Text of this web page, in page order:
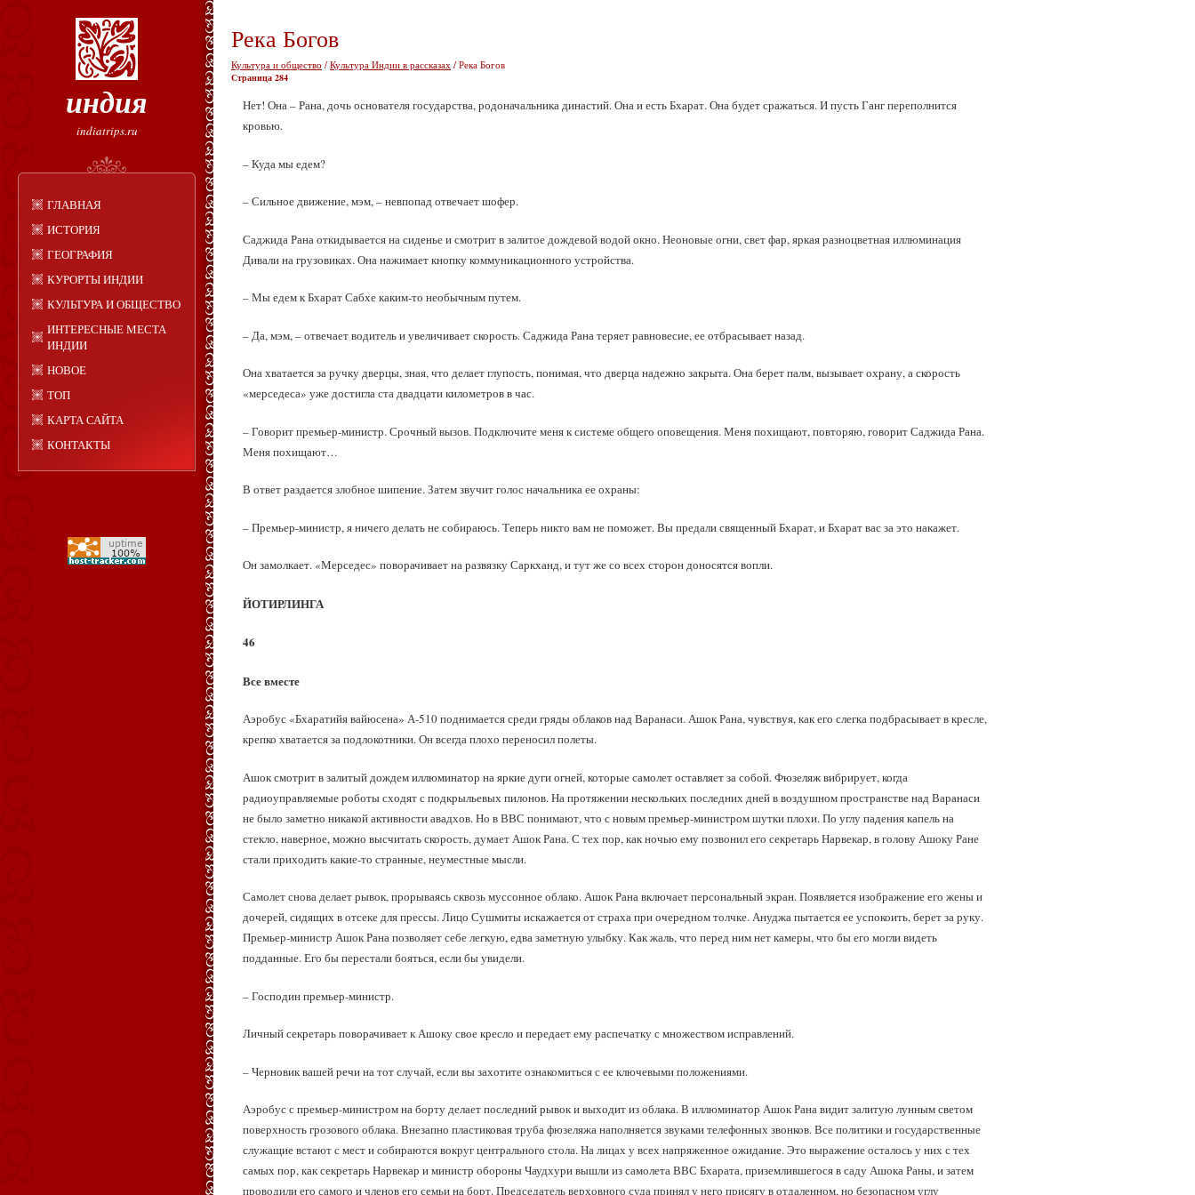
индия
indiatrips.ru
ГЛАВНАЯ
ИСТОРИЯ
ГЕОГРАФИЯ
КУРОРТЫ ИНДИИ
КУЛЬТУРА И ОБЩЕСТВО
ИНТЕРЕСНЫЕ МЕСТА
ИНДИИ
НОВОЕ
ТОП
КАРТА САЙТА
КОНТАКТЫ
Река Богов
Культура и общество / Культура Индии в рассказах / Река Богов
Страница 284
Нет! Она – Рана, дочь основателя государства, родоначальника династий. Она и есть Бхарат. Она будет сражаться. И пусть Ганг переполнится
кровью.
– Куда мы едем?
– Сильное движение, мэм, – невпопад отвечает шофер.
Саджида Рана откидывается на сиденье и смотрит в залитое дождевой водой окно. Неоновые огни, свет фар, яркая разноцветная иллюминация
Дивали на грузовиках. Она нажимает кнопку коммуникационного устройства.
– Мы едем к Бхарат Сабхе каким‑то необычным путем.
– Да, мэм, – отвечает водитель и увеличивает скорость. Саджида Рана теряет равновесие, ее отбрасывает назад.
Она хватается за ручку дверцы, зная, что делает глупость, понимая, что дверца надежно закрыта. Она берет палм, вызывает охрану, а скорость
«мерседеса» уже достигла ста двадцати километров в час.
– Говорит премьер‑министр. Срочный вызов. Подключите меня к системе общего оповещения. Меня похищают, повторяю, говорит Саджида Рана.
Меня похищают…
В ответ раздается злобное шипение. Затем звучит голос начальника ее охраны:
– Премьер‑министр, я ничего делать не собираюсь. Теперь никто вам не поможет. Вы предали священный Бхарат, и Бхарат вас за это накажет.
Он замолкает. «Мерседес» поворачивает на развязку Саркханд, и тут же со всех сторон доносятся вопли.
ЙОТИРЛИНГА
46
Все вместе
Аэробус «Бхаратийя вайюсена» А‑510 поднимается среди гряды облаков над Варанаси. Ашок Рана, чувствуя, как его слегка подбрасывает в кресле,
крепко хватается за подлокотники. Он всегда плохо переносил полеты.
Ашок смотрит в залитый дождем иллюминатор на яркие дуги огней, которые самолет оставляет за собой. Фюзеляж вибрирует, когда
радиоуправляемые роботы сходят с подкрыльевых пилонов. На протяжении нескольких последних дней в воздушном пространстве над Варанаси
не было заметно никакой активности авадхов. Но в ВВС понимают, что с новым премьер‑министром шутки плохи. По углу падения капель на
стекло, наверное, можно высчитать скорость, думает Ашок Рана. С тех пор, как ночью ему позвонил его секретарь Нарвекар, в голову Ашоку Ране
стали приходить какие‑то странные, неуместные мысли.
Самолет снова делает рывок, прорываясь сквозь муссонное облако. Ашок Рана включает персональный экран. Появляется изображение его жены и
дочерей, сидящих в отсеке для прессы. Лицо Сушмиты искажается от страха при очередном толчке. Ануджа пытается ее успокоить, берет за руку.
Премьер‑министр Ашок Рана позволяет себе легкую, едва заметную улыбку. Как жаль, что перед ним нет камеры, что бы его могли видеть
подданные. Его бы перестали бояться, если бы увидели.
– Господин премьер‑министр.
Личный секретарь поворачивает к Ашоку свое кресло и передает ему распечатку с множеством исправлений.
– Черновик вашей речи на тот случай, если вы захотите ознакомиться с ее ключевыми положениями.
Аэробус с премьер‑министром на борту делает последний рывок и выходит из облака. В иллюминатор Ашок Рана видит залитую лунным светом
поверхность грозового облака. Внезапно пластиковая труба фюзеляжа наполняется звуками телефонных звонков. Все политики и государственные
служащие встают с мест и собираются вокруг центрального стола. На лицах у всех напряженное ожидание. Это выражение осталось у них с тех
самых пор, как секретарь Нарвекар и министр обороны Чаудхури вышли из самолета ВВС Бхарата, приземлившегося в саду Ашока Раны, и затем
проводили его самого и членов его семьи на борт. Председатель верховного суда принял у него присягу в отдаленном, но безопасном углу